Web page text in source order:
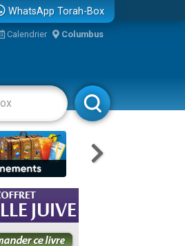
WhatsApp Torah-Box
Calendrier Columbus
Rabbanim